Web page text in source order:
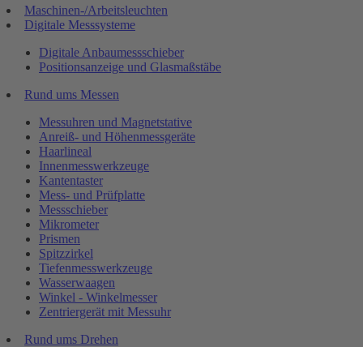
Maschinen-/Arbeitsleuchten
Digitale Messsysteme
Digitale Anbaumessschieber
Positionsanzeige und Glasmaßstäbe
Rund ums Messen
Messuhren und Magnetstative
Anreiß- und Höhenmessgeräte
Haarlineal
Innenmesswerkzeuge
Kantentaster
Mess- und Prüfplatte
Messschieber
Mikrometer
Prismen
Spitzzirkel
Tiefenmesswerkzeuge
Wasserwaagen
Winkel - Winkelmesser
Zentriergerät mit Messuhr
Rund ums Drehen